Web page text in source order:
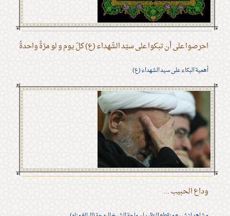
احرصوا على أن تبكوا على سيّد الشّهداء (ع) كلّ يوم و لو مرّةً واحدةً
أهمية البكاء على سيد الشهداء (ع)
وداع الحبيب ...